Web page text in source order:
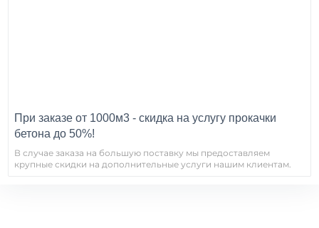
При заказе от 1000м3 - скидка на услугу прокачки
бетона до 50%!
В случае заказа на большую поставку мы предоставляем
крупные скидки на дополнительные услуги нашим клиентам.